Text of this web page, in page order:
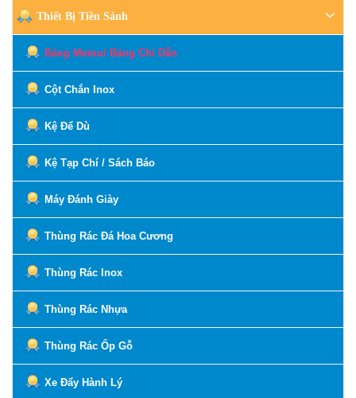
Thiết Bị Tiền Sảnh
Bảng Memu/ Bảng Chỉ Dẫn
Cột Chắn Inox
Kệ Để Dù
Kệ Tạp Chí / Sách Báo
Máy Đánh Giày
Thùng Rác Đá Hoa Cương
Thùng Rác Inox
Thùng Rác Nhựa
Thùng Rác Ốp Gỗ
Xe Đẩy Hành Lý